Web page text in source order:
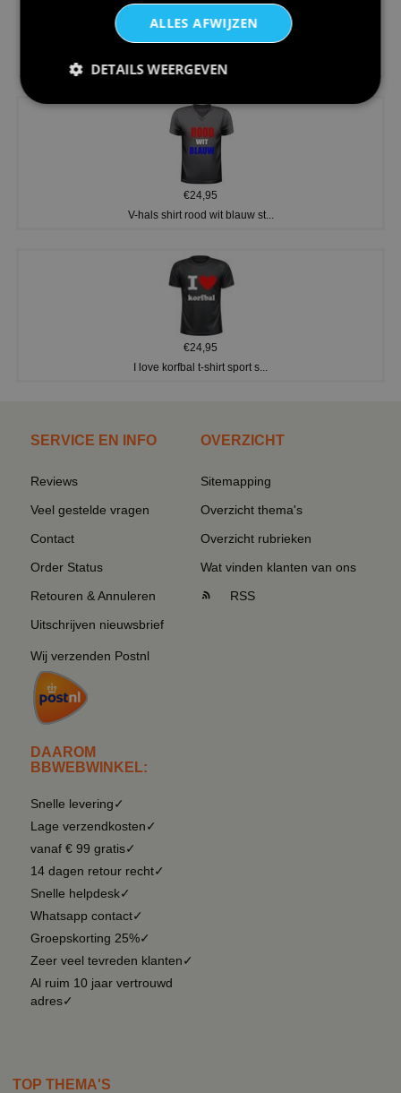
€24,95
Koningsdag shirt heren v-hals ...
€24,95
V-hals shirt rood wit blauw st...
€24,95
I love korfbal t-shirt sport s...
SERVICE EN INFO
Reviews
Veel gestelde vragen
Contact
Order Status
Retouren & Annuleren
Uitschrijven nieuwsbrief
Wij verzenden Postnl
DAAROM
BBWEBWINKEL:
Snelle levering✓
Lage verzendkosten✓
vanaf € 99 gratis✓
14 dagen retour recht✓
Snelle helpdesk✓
Whatsapp contact✓
Groepskorting 25%✓
Zeer veel tevreden klanten✓
Al ruim 10 jaar vertrouwd
adres✓
OVERZICHT
Sitemapping
Overzicht thema's
Overzicht rubrieken
Wat vinden klanten van ons
RSS
TOP THEMA'S
ALLES AFWIJZEN
DETAILS WEERGEVEN